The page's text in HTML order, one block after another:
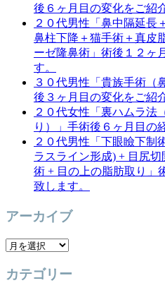
後６ヶ月目の変化をご紹
２０代男性「鼻中隔延長
鼻柱下降＋猫手術＋真皮
ーゼ隆鼻術」術後１２ヶ
す。
３０代男性「貴族手術（
後３ヶ月目の変化をご紹
２０代女性「裏ハムラ法
り）」手術後６ヶ月目の
２０代男性「下眼瞼下制
ラスライン形成) + 目尻
術 + 目の上の脂肪取り」
致します。
アーカイブ
ア
カ
カテゴリー